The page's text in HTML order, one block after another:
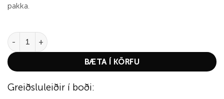
pakka.
S&B Bullet 22 cal - 50gr. Soft Point quantity
BÆTA Í KÖRFU
Greiðsluleiðir í boði: